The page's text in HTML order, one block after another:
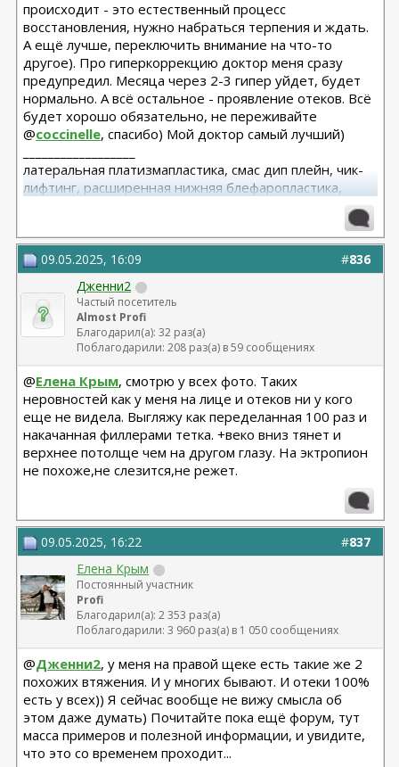
дип плейна, и достаточно глубокого рассечения смас, всё то,
что у меня сползло и давало объем над носогубками, теперь
поднято и перераспределено на скулы. Сейчас есть небольшая
гиперкоррекция и скулы высоковаты, но со временем всё
"усядется" и скулы будут чуть пониже. Ну и самая моя боль -
маляры и круги под глазами - надеюсь больше никогда я их не
увижу))
Из назначений: Спироналанктон (мочегонное) и калимин (для
улучшения восстановления чувствительности). Можно
микротоки.
Сегодня я уезжаю домой, следующий осмотр 17 мая. До этого
времени у нас ещё будет три видеосозвона, Роман Артурович
хочет контролировать, как идет процесс.. Очень приятна
такая забота и я, правда, ещё не уехав, уже хочу снова к ним
приехать
происходит - это естественный процесс
восстановления, нужно набраться терпения и ждать.
А ещё лучше, переключить внимание на что-то
другое). Про гиперкоррекцию доктор меня сразу
предупредил. Месяца через 2-3 гипер уйдет, будет
нормально. А всё остальное - проявление отеков. Всё
будет хорошо обязательно, не переживайте
@coccinelle, спасибо) Мой доктор самый лучший)
латеральная платизмапластика, смас дип плейн, чик-
лифтинг, расширенная нижняя блефаропластика,
височный лифтинг 04.25 Тегай Р.А. риносептопластика
#836
09.05.2025, 16:09
Дженни2
Частый посетитель
Almost Profi
Благодарил(а): 32 раз(а)
Поблагодарили: 208 раз(а) в 59 сообщениях
@Елена Крым, смотрю у всех фото. Таких
неровностей как у меня на лице и отеков ни у кого
еще не видела. Выгляжу как переделанная 100 раз и
накачанная филлерами тетка. +веко вниз тянет и
верхнее потолще чем на другом глазу. На эктропион
не похоже,не слезится,не режет.
#837
09.05.2025, 16:22
Елена Крым
Постоянный участник
Profi
Благодарил(а): 2 353 раз(а)
Поблагодарили: 3 960 раз(а) в 1 050 сообщениях
@Дженни2, у меня на правой щеке есть такие же 2
похожих втяжения. И у многих бывают. И отеки 100%
есть у всех)) Я сейчас вообще не вижу смысла об
этом даже думать) Почитайте пока ещё форум, тут
масса примеров и полезной информации, и увидите,
что это со временем проходит...